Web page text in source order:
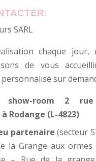
SARL
chaque jour,
de vous
sur
room 2
Rodange (L-4823)
partenaire (secteur
la Grange aux ormes